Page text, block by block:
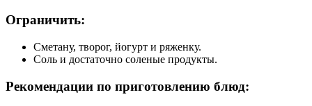
Ограничить:
Сметану, творог, йогурт и ряженку.
Соль и достаточно соленые продукты.
Рекомендации по приготовлению блюд: